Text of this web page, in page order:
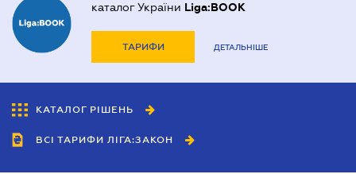
каталог України Liga:BOOK
ТАРИФИ ДЕТАЛЬНІШЕ
КАТАЛОГ РІШЕНЬ
ВСІ ТАРИФИ ЛІГА:ЗАКОН